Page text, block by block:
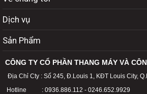
Dịch vụ
Sản Phẩm
CÔNG TY CỔ PHẦN THANG MÁY VÀ
Địa Chỉ Cty : Số 245, Đ.Louis 1, KĐT Louis City,
Hotline : 0936.886.112 - 0246.652.9929